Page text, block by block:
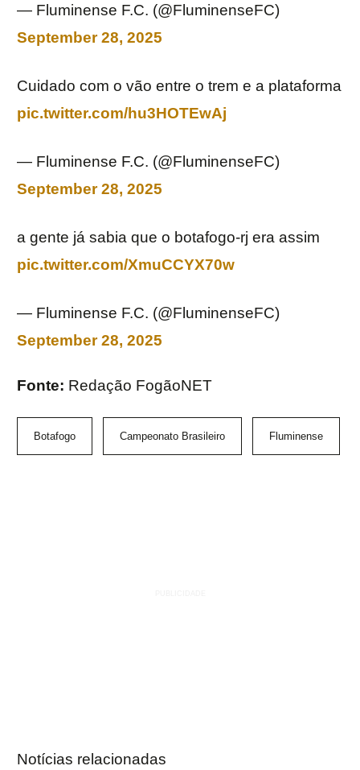
— Fluminense F.C. (@FluminenseFC)
September 28, 2025
Cuidado com o vão entre o trem e a plataforma
pic.twitter.com/hu3HOTEwAj
— Fluminense F.C. (@FluminenseFC)
September 28, 2025
a gente já sabia que o botafogo-rj era assim
pic.twitter.com/XmuCCYX70w
— Fluminense F.C. (@FluminenseFC)
September 28, 2025
Fonte: Redação FogãoNET
Botafogo Campeonato Brasileiro Fluminense
Notícias relacionadas